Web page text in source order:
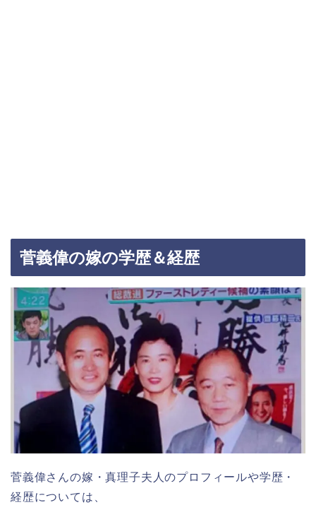
菅義偉の嫁の学歴＆経歴
菅義偉さんの嫁・真理子夫人のプロフィールや学歴・
経歴については、